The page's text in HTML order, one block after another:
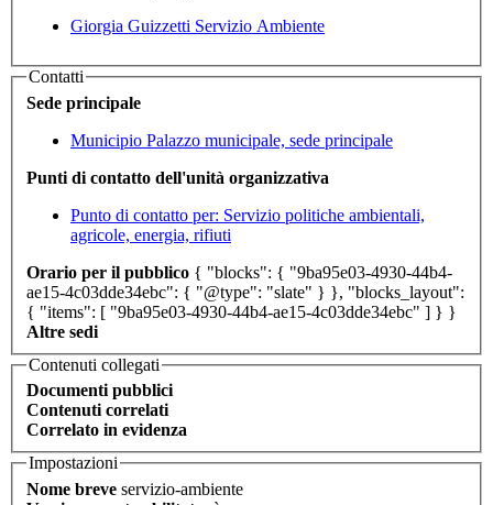
Giorgia Guizzetti Servizio Ambiente
Contatti
Sede principale
Municipio Palazzo municipale, sede principale
Punti di contatto dell'unità organizzativa
Punto di contatto per: Servizio politiche ambientali,
agricole, energia, rifiuti
Orario per il pubblico { "blocks": { "9ba95e03-4930-44b4-
ae15-4c03dde34ebc": { "@type": "slate" } }, "blocks_layout":
{ "items": [ "9ba95e03-4930-44b4-ae15-4c03dde34ebc" ] } }
Altre sedi
Contenuti collegati
Documenti pubblici
Contenuti correlati
Correlato in evidenza
Impostazioni
Nome breve servizio-ambiente